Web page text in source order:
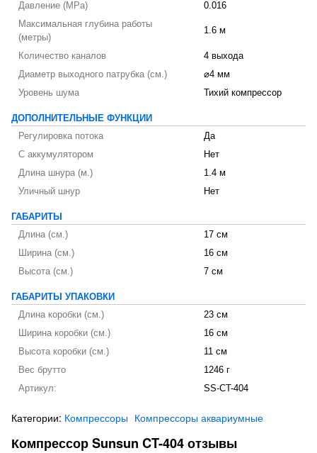
Давление (MPa)
0.016
Максимальная глубина работы
(метры)
1.6 м
Количество каналов
4 выхода
Диаметр выходного патрубка (см.)
⌀4 мм
Уровень шума
Тихий компрессор
ДОПОЛНИТЕЛЬНЫЕ ФУНКЦИИ
Регулировка потока
Да
С аккумулятором
Нет
Длина шнура (м.)
1.4 м
Уличный шнур
Нет
ГАБАРИТЫ
Длина (см.)
17 см
Ширина (см.)
16 см
Высота (см.)
7 см
ГАБАРИТЫ УПАКОВКИ
Длина коробки (см.)
23 см
Ширина коробки (см.)
16 см
Высота коробки (см.)
11 см
Вес брутто
1246 г
Артикул:
SS-CT-404
Категории: Компрессоры Компрессоры аквариумные
Компрессор Sunsun CT-404 отзывы